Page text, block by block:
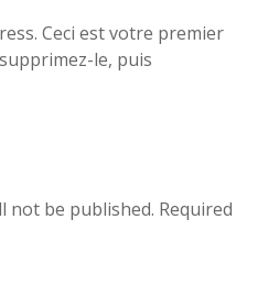
Ceci est votre premier
le, puis
not be published. Required